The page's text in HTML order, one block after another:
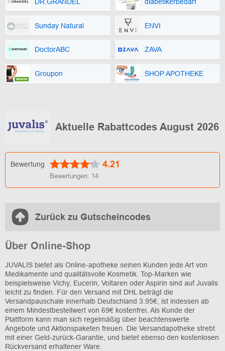
Sunday Natural ENVI
DoctorABC ZAVA
Groupon SHOP APOTHEKE
Aktuelle Rabattcodes August 2026
Bewertung 4.21
Bewertungen: 14
Zurück zu Gutscheincodes
Über Online-Shop
JUVALIS bietet als Online-apotheke seinen Kunden jede Art von
Medikamente und qualitätsvolle Kosmetik. Top-Marken wie
beispielsweise Vichy, Eucerin, Voltaren oder Aspirin sind auf Juvalis
leicht zu finden. Für den Versand mit DHL beträgt die
Versandpauschale innerhalb Deutschland 3.95€, ist indessen ab
einem Mindestbestellwert von 69€ kostenfrei. Als Kunde der
Plattform kann man sich regelmäßig über beachtenswerte
Angebote und Aktionspaketen freuen. Die Versandapotheke strebt
mit einer Geld-zurück-Garantie, und bietet ebenso den kostenlosen
Rückversand erhaltener Ware.